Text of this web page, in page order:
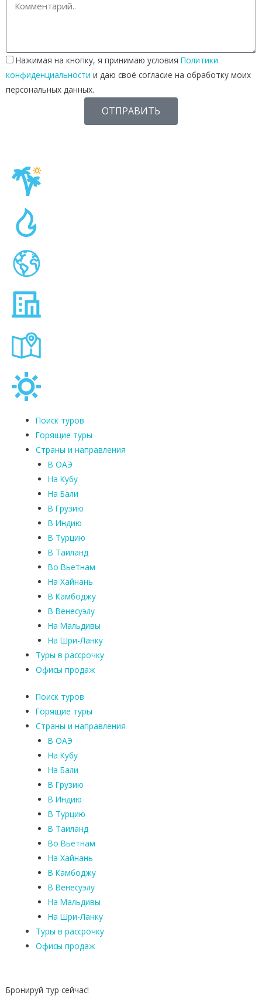
Нажимая на кнопку, я принимаю условия Политики
конфиденциальности и даю своё согласие на обработку моих
персональных данных.
ОТПРАВИТЬ
Поиск туров
Горящие туры
Страны и направления
В ОАЭ
На Кубу
На Бали
В Грузию
В Индию
В Турцию
В Таиланд
Во Вьетнам
На Хайнань
В Камбоджу
В Венесуэлу
На Мальдивы
На Шри-Ланку
Туры в рассрочку
Офисы продаж
Поиск туров
Горящие туры
Страны и направления
В ОАЭ
На Кубу
На Бали
В Грузию
В Индию
В Турцию
В Таиланд
Во Вьетнам
На Хайнань
В Камбоджу
В Венесуэлу
На Мальдивы
На Шри-Ланку
Туры в рассрочку
Офисы продаж
Бронируй тур сейчас!